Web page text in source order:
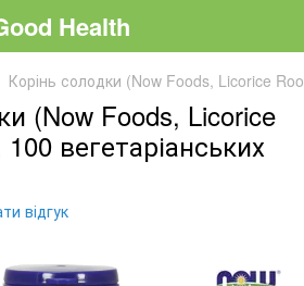
Health
Корінь солодки (Now Foods, Licorice
(Now Foods, Licorice
вегетаріанських
відгук